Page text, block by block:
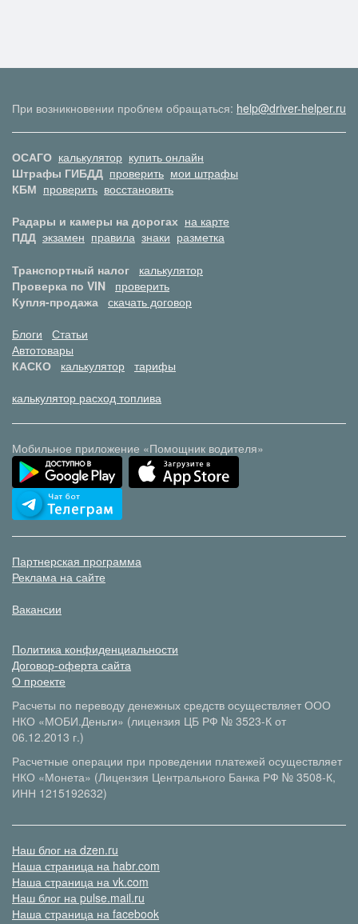
При возникновении проблем обращаться: help@driver-helper.ru
ОСАГО калькулятор купить онлайн
Штрафы ГИБДД проверить мои штрафы
КБМ проверить восстановить
Радары и камеры на дорогах на карте
ПДД экзамен правила знаки разметка
Транспортный налог
калькулятор
Проверка по VIN
проверить
Купля-продажа скачать договор
Блоги
Статьи
Автотовары
КАСКО
калькулятор тарифы
калькулятор расход топлива
Мобильное приложение «Помощник водителя»
Партнерская программа
Реклама на сайте
Вакансии
Политика конфиденциальности
Договор-оферта сайта
О проекте
Расчеты по переводу денежных средств осуществляет ООО
НКО «МОБИ.Деньги» (лицензия ЦБ РФ № 3523-К от
06.12.2013 г.)
Расчетные операции при проведении платежей осуществляет
НКО «Монета» (Лицензия Центрального Банка РФ № 3508-К,
ИНН 1215192632)
Наш блог на dzen.ru
Наша страница на habr.com
Наша страница на vk.com
Наш блог на pulse.mail.ru
Наша страница на facebook